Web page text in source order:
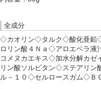
全成分
◇カオリン◇タルク◇酸化亜鉛
ロリン酸４Ｎａ◇アロエベラ
コメヌカエキス◇加水分解カ
リン酸ソルビタン◇ステアリン
ル－１０◇セルロースガム◇Ｂ